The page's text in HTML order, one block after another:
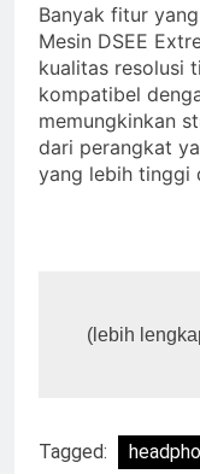
Banyak fitur
Mesin DSEE
kualitas resolusi
kompatibel
memungkinkan
dari perangkat
yang lebih tinggi
(lebih
Tagged: